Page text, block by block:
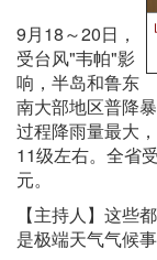
9月18～20日，
受台风"韦帕"影
响，半岛和鲁东
南大部地区普降
过程降雨量最大
11级左右。全省
元。
【主持人】这些
是极端天气气候